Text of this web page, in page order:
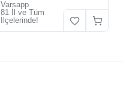
Varsapp
81 İl ve Tüm
İlçelerinde!